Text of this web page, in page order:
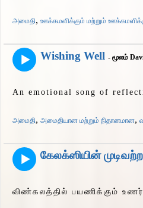
அமைதி, ஊக்கமளிக்கும் மற்றும்
Wishing Well - மூலம்
An emotional song of
அமைதி, அமைதியான மற்றும் நிதானமான,
கேலக்ஸியின் முடிவற்ற
விண்கலத்தில் பயணிக்கும்